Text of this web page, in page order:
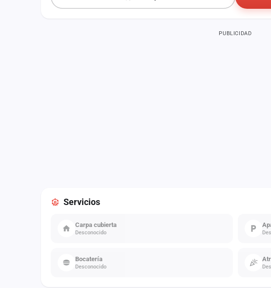
PUBLICIDAD
Servicios
Carpa cubierta
Desconocido
Bocatería
Desconocido
Administración